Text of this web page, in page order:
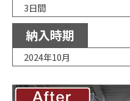
3日間
納入時期
2024年10月